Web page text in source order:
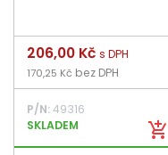
add_shopping_cart
Cena
206,00 Kč s DPH
170,25 Kč bez DPH
P/N:49316
SKLADEM